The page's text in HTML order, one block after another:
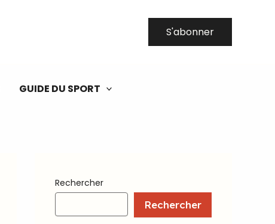
S'abonner
GUIDE DU SPORT
Rechercher
Rechercher